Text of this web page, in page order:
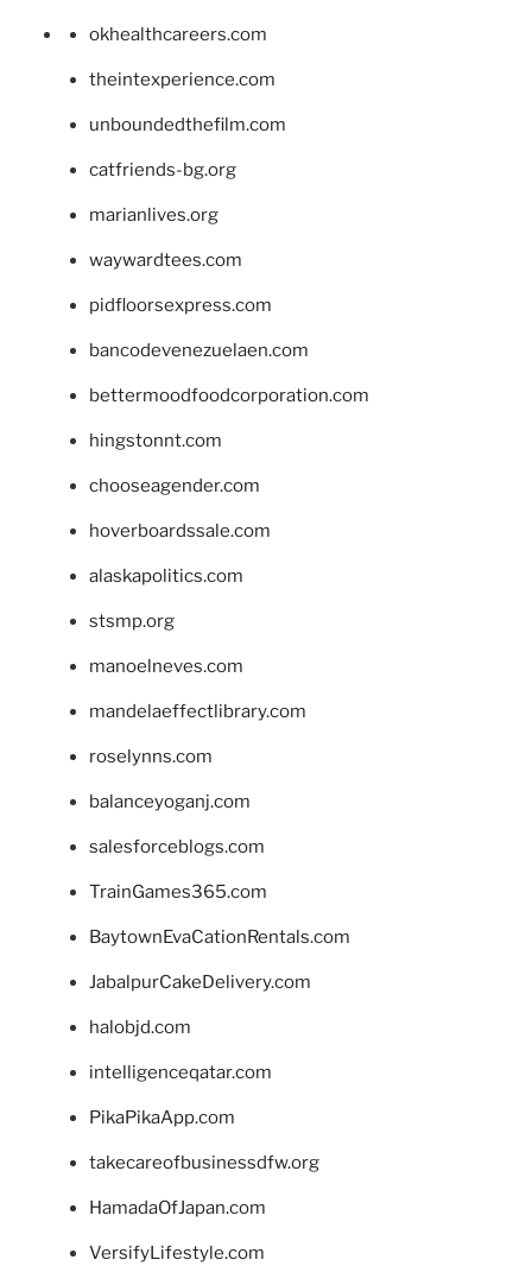
okhealthcareers.com
theintexperience.com
unboundedthefilm.com
catfriends-bg.org
marianlives.org
waywardtees.com
pidfloorsexpress.com
bancodevenezuelaen.com
bettermoodfoodcorporation.com
hingstonnt.com
chooseagender.com
hoverboardssale.com
alaskapolitics.com
stsmp.org
manoelneves.com
mandelaeffectlibrary.com
roselynns.com
balanceyoganj.com
salesforceblogs.com
TrainGames365.com
BaytownEvaCationRentals.com
JabalpurCakeDelivery.com
halobjd.com
intelligenceqatar.com
PikaPikaApp.com
takecareofbusinessdfw.org
HamadaOfJapan.com
VersifyLifestyle.com